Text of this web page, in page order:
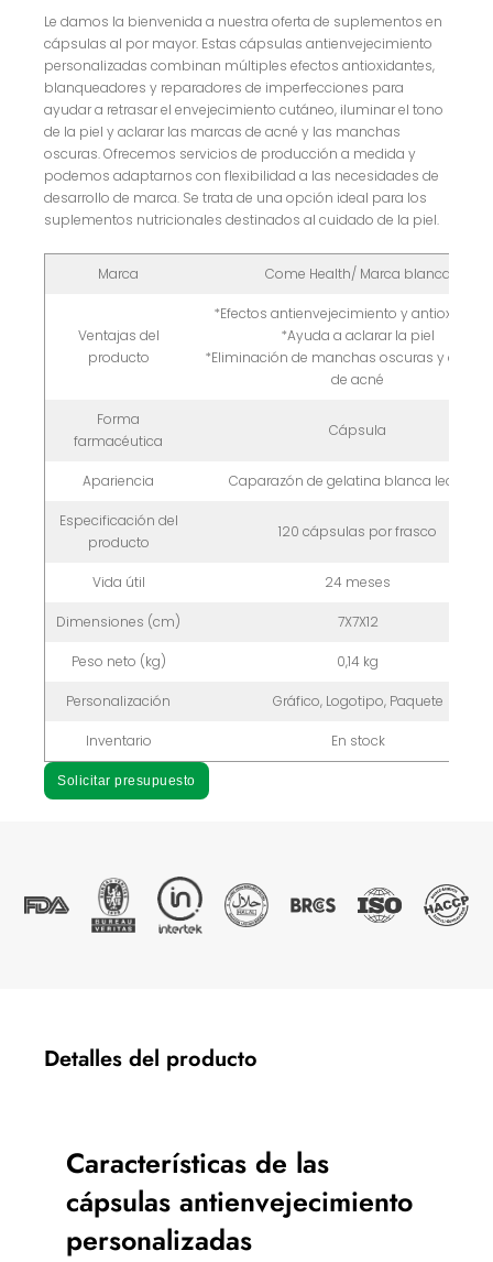
Le damos la bienvenida a nuestra oferta de suplementos en
cápsulas al por mayor. Estas cápsulas antienvejecimiento
personalizadas combinan múltiples efectos antioxidantes,
blanqueadores y reparadores de imperfecciones para
ayudar a retrasar el envejecimiento cutáneo, iluminar el tono
de la piel y aclarar las marcas de acné y las manchas
oscuras. Ofrecemos servicios de producción a medida y
podemos adaptarnos con flexibilidad a las necesidades de
desarrollo de marca. Se trata de una opción ideal para los
suplementos nutricionales destinados al cuidado de la piel.
Marca Come Health/ Marca blanca
Ventajas del
producto
*Efectos antienvejecimiento y
*Ayuda a aclarar la piel
*Eliminación de manchas oscuras y
de acné
Forma
farmacéutica
Cápsula
Apariencia Caparazón de gelatina blanca lechosa
Especificación del
producto
120 cápsulas por frasco
Vida útil 24 meses
Dimensiones (cm) 7X7X12
Peso neto (kg) 0,14 kg
Personalización Gráfico, Logotipo, Paquete
Inventario En stock
Solicitar presupuesto
Detalles del producto
Características de las
cápsulas antienvejecimiento
personalizadas